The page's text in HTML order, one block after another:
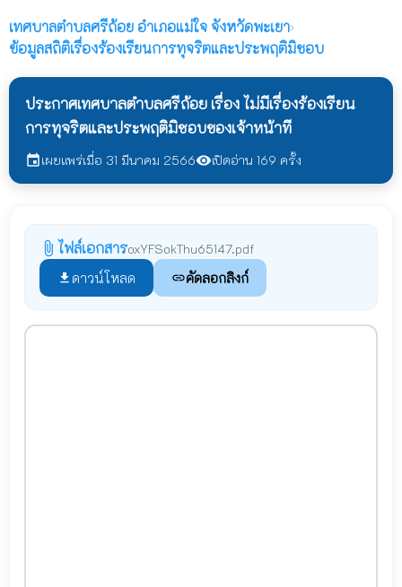
เทศบาลตำบลศรีถ้อย อำเภอแม่ใจ จังหวัดพะเยา›
ข้อมูลสถิติเรื่องร้องเรียนการทุจริตและประพฤติมิชอบ
ประกาศเทศบาลตำบลศรีถ้อย เรื่อง ไม่มีเรื่องร้องเรียน
การทุจริตและประพฤติมิชอบของเจ้าหน้าที
eventเผยแพร่เมื่อ 31 มีนาคม 2566visibilityเปิดอ่าน 169 ครั้ง
attach_file ไฟล์เอกสารoxYFSokThu65147.pdf
file_download ดาวน์โหลด linkคัดลอกลิงก์